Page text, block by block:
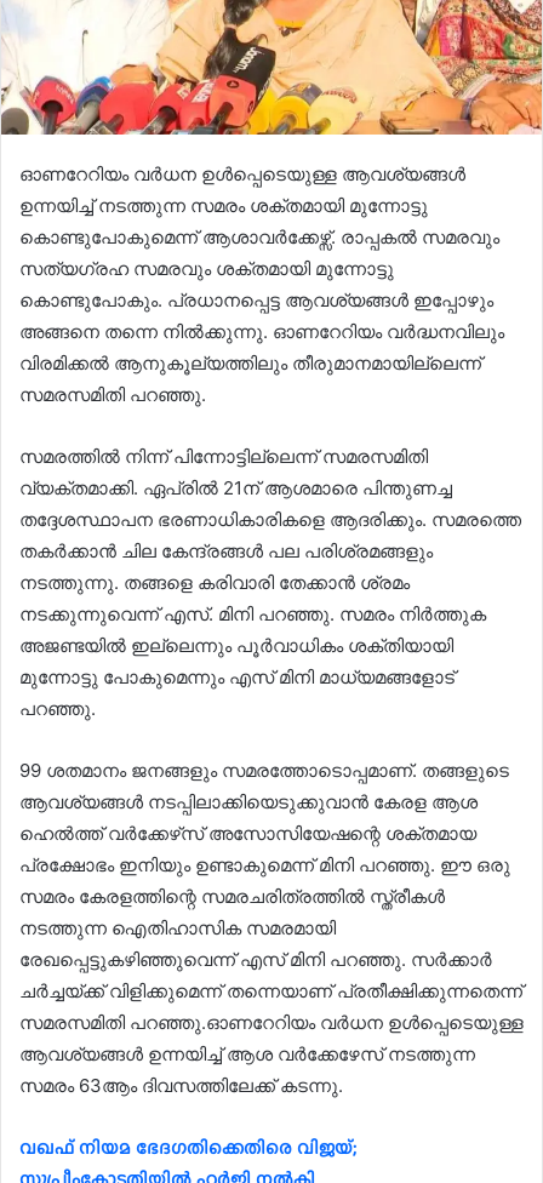
ഓണറേറിയം വർധന ഉൾപ്പെടെയുള്ള ആവശ്യങ്ങൾ
ഉന്നയിച്ച് നടത്തുന്ന സമരം ശക്തമായി മുന്നോട്ടു
കൊണ്ടുപോകുമെന്ന് ആശാവർക്കേഴ്സ്. രാപ്പകൽ സമരവും
സത്യഗ്രഹ സമരവും ശക്തമായി മുന്നോട്ടു
കൊണ്ടുപോകും. പ്രധാനപ്പെട്ട ആവശ്യങ്ങൾ ഇപ്പോഴും
അങ്ങനെ തന്നെ നിൽക്കുന്നു. ഓണറേറിയം വർദ്ധനവിലും
വിരമിക്കൽ ആനുകൂല്യത്തിലും തീരുമാനമായില്ലെന്ന്
സമരസമിതി പറഞ്ഞു.
സമരത്തിൽ നിന്ന് പിന്നോട്ടില്ലെന്ന് സമരസമിതി
വ്യക്തമാക്കി. ഏപ്രിൽ 21ന് ആശമാരെ പിന്തുണച്ച
തദ്ദേശസ്ഥാപന ഭരണാധികാരികളെ ആദരിക്കും. സമരത്തെ
തകർക്കാൻ ചില കേന്ദ്രങ്ങൾ പല പരിശ്രമങ്ങളും
നടത്തുന്നു. തങ്ങളെ കരിവാരി തേക്കാൻ ശ്രമം
നടക്കുന്നുവെന്ന് എസ്. മിനി പറഞ്ഞു. സമരം നിർത്തുക
അജണ്ടയിൽ ഇല്ലെന്നും പൂർവാധികം ശക്തിയായി
മുന്നോട്ടു പോകുമെന്നും എസ് മിനി മാധ്യമങ്ങളോട്
പറഞ്ഞു.
99 ശതമാനം ജനങ്ങളും സമരത്തോടൊപ്പമാണ്. തങ്ങളുടെ
ആവശ്യങ്ങള്‍ നടപ്പിലാക്കിയെടുക്കുവാന്‍ കേരള ആശ
ഹെല്‍ത്ത് വര്‍ക്കേഴ്‌സ് അസോസിയേഷന്റെ ശക്തമായ
പ്രക്ഷോഭം ഇനിയും ഉണ്ടാകുമെന്ന് മിനി പറഞ്ഞു. ഈ ഒരു
സമരം കേരളത്തിന്റെ സമരചരിത്രത്തില്‍ സ്ത്രീകള്‍
നടത്തുന്ന ഐതിഹാസിക സമരമായി
രേഖപ്പെട്ടുകഴിഞ്ഞുവെന്ന് എസ് മിനി പറഞ്ഞു. സര്‍ക്കാര്‍
ചര്‍ച്ചയ്ക്ക് വിളിക്കുമെന്ന് തന്നെയാണ് പ്രതീക്ഷിക്കുന്നതെന്ന്
സമരസമിതി പറഞ്ഞു.ഓണറേറിയം വർധന ഉൾപ്പെടെയുള്ള
ആവശ്യങ്ങൾ ഉന്നയിച്ച് ആശ വർക്കേഴേസ് നടത്തുന്ന
സമരം 63ആം ദിവസത്തിലേക്ക് കടന്നു.
വഖഫ് നിയമ ഭേദഗതിക്കെതിരെ വിജയ്;